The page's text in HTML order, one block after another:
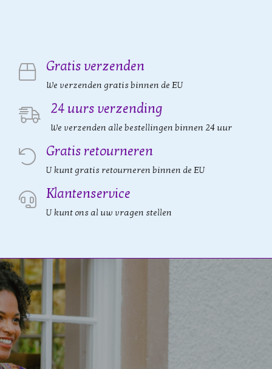
Gratis verzenden
We verzenden gratis binnen de EU
24 uurs verzending
We verzenden alle bestellingen binnen 24 uur
Gratis retourneren
U kunt gratis retourneren binnen de EU
Klantenservice
U kunt ons al uw vragen stellen